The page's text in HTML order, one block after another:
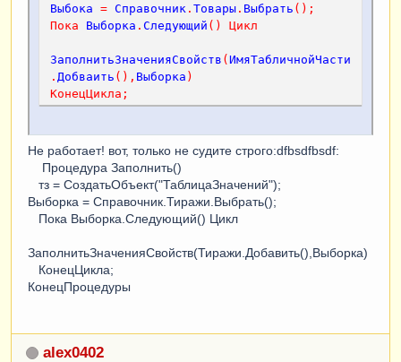
Выбока = Справочник . Товары . Выбрать ();
Пока
Выборка . Следующий () Цикл
ЗаполнитьЗначенияСвойств ( ИмяТабличнойЧасти
. Добваить (), Выборка )
КонецЦикла ;
Не работает! вот, только не судите строго:dfbsdfbsdf:
Процедура Заполнить()
тз = СоздатьОбъект("ТаблицаЗначений");
Выборка = Справочник.Тиражи.Выбрать();
Пока Выборка.Следующий() Цикл
ЗаполнитьЗначенияСвойств(Тиражи.Добавить(),Выборка)
КонецЦикла;
КонецПроцедуры
alex0402